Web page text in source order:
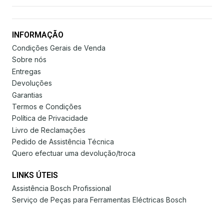
INFORMAÇÃO
Condições Gerais de Venda
Sobre nós
Entregas
Devoluções
Garantias
Termos e Condições
Política de Privacidade
Livro de Reclamações
Pedido de Assistência Técnica
Quero efectuar uma devolução/troca
LINKS ÚTEIS
Assistência Bosch Profissional
Serviço de Peças para Ferramentas Eléctricas Bosch